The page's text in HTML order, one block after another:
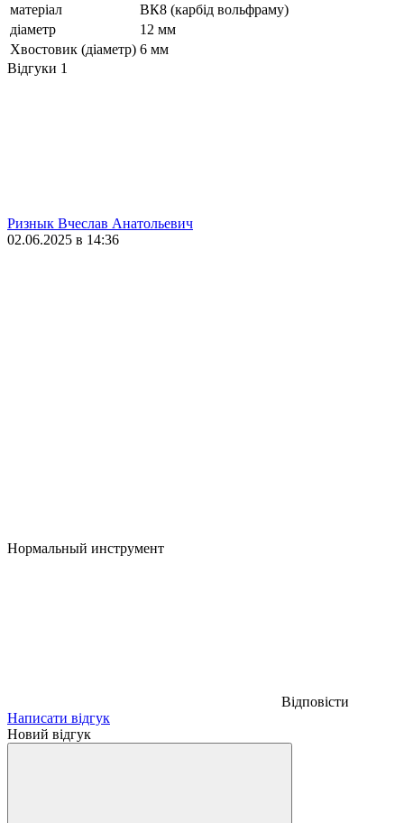
матеріал
ВК8 (карбід вольфраму)
діаметр
12 мм
Хвостовик (діаметр) 6 мм
Відгуки 1
Ризнык Вчеслав Анатольевич
02.06.2025 в 14:36
Нормальный инструмент
Відповісти
Написати відгук
Новий відгук